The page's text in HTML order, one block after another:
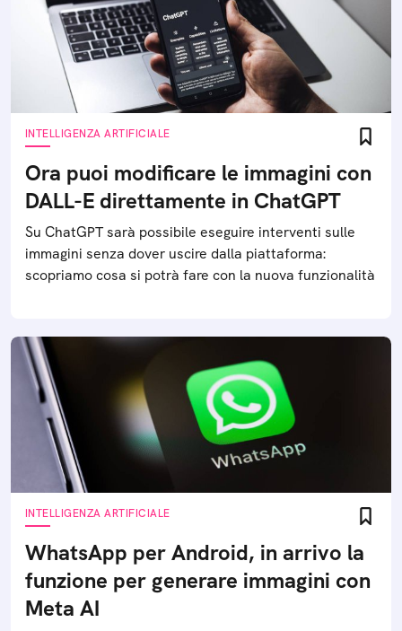
INTELLIGENZA ARTIFICIALE
Ora puoi modificare le immagini con
DALL-E direttamente in ChatGPT
Su ChatGPT sarà possibile eseguire interventi sulle
immagini senza dover uscire dalla piattaforma:
scopriamo cosa si potrà fare con la nuova funzionalità
INTELLIGENZA ARTIFICIALE
WhatsApp per Android, in arrivo la
funzione per generare immagini con
Meta AI